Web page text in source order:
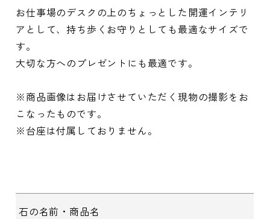
お仕事場のデスクの上のちょっとした開運インテリ
アとして、持ち歩くお守りとしても最適なサイズで
す。
大切な方へのプレゼントにも最適です。
※商品画像はお届けさせていただく現物の撮影をお
こなったものです。
※台座は付属しておりません。
石の名前・商品名